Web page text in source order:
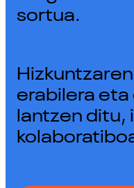
sortua.
erabilera eta
lantzen ditu,